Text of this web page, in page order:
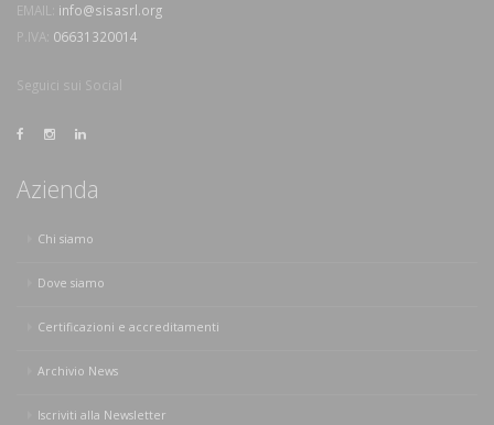
EMAIL: info@sisasrl.org
P.IVA: 06631320014
Seguici sui Social
Azienda
Chi siamo
Dove siamo
Certificazioni e accreditamenti
Archivio News
Iscriviti alla Newsletter